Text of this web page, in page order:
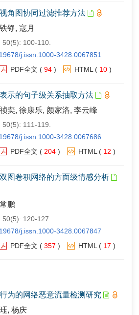
角图协同过滤推荐方法
铮, 寇月
100-110.
j.issn.1000-3428.0067851
PDF全文 ( 94 ) HTML ( 10 )
示的句子级关系抽取方法
奕, 徐康乐, 颜家洛, 李云峰
111-119.
j.issn.1000-3428.0067686
PDF全文 ( 204 ) HTML ( 12 )
图卷积网络的方面级情感分析
鹏
120-127.
j.issn.1000-3428.0067847
PDF全文 ( 357 ) HTML ( 17 )
为的网络恶意流量检测研究
, 杨庆